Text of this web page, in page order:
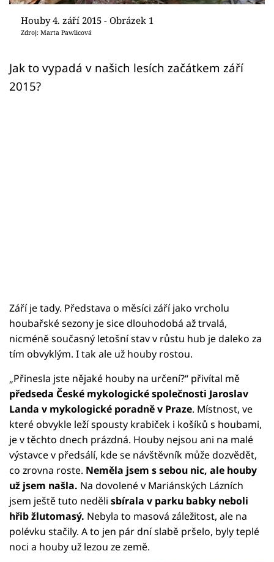
Sledujte nás
Houby 4. září 2015 - Obrázek 1
Zdroj: Marta Pawlicová
Jak to vypadá v našich lesích začátkem září
2015?
Září je tady. Představa o měsíci září jako vrcholu
houbařské sezony je sice dlouhodobá až trvalá,
nicméně současný letošní stav v růstu hub je daleko za
tím obvyklým. I tak ale už houby rostou.
„Přinesla jste nějaké houby na určení?“ přivítal mě
předseda České mykologické společnosti Jaroslav
Landa v mykologické poradně v Praze. Místnost, ve
které obvykle leží spousty krabiček i košíků s houbami,
je v těchto dnech prázdná. Houby nejsou ani na malé
výstavce v předsálí, kde se návštěvník může dozvědět,
co zrovna roste. Neměla jsem s sebou nic, ale houby
už jsem našla. Na dovolené v Mariánských Lázních
jsem ještě tuto neděli sbírala v parku babky neboli
hřib žlutomasý. Nebyla to masová záležitost, ale na
polévku stačily. A to jen pár dní slabě pršelo, byly teplé
noci a houby už lezou ze země.